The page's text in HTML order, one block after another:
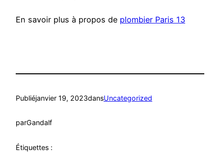
En savoir plus à propos de plombier Paris 13
Publiéjanvier 19, 2023dansUncategorized
parGandalf
Étiquettes :